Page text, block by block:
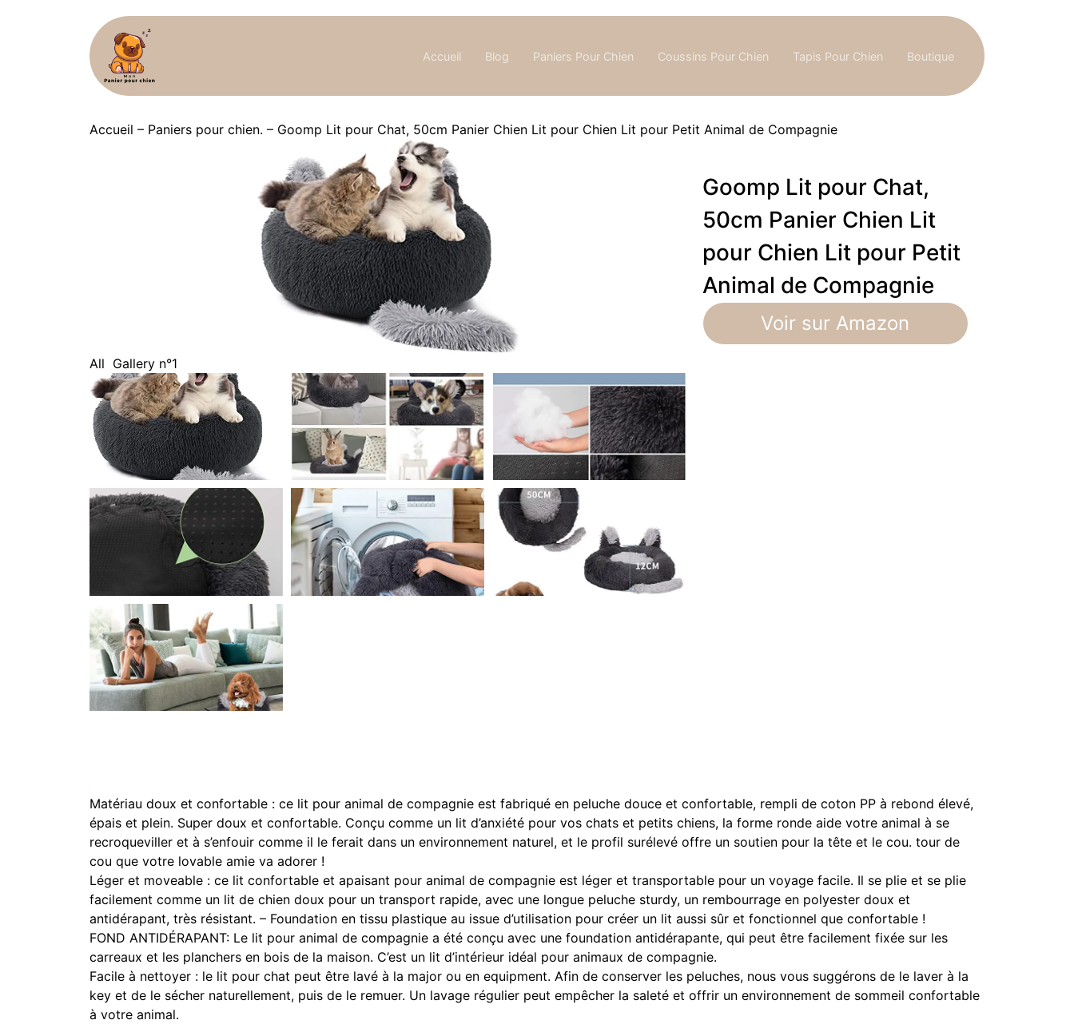
Accueil Blog Paniers Pour Chien Coussins Pour Chien Tapis Pour Chien Boutique
Accueil – Paniers pour chien. – Goomp Lit pour Chat, 50cm Panier Chien Lit pour Chien Lit pour Petit Animal de Compagnie
All Gallery n°1
Goomp Lit pour Chat,
50cm Panier Chien Lit
pour Chien Lit pour Petit
Animal de Compagnie
Voir sur Amazon
Matériau doux et confortable : ce lit pour animal de compagnie est fabriqué en peluche douce et confortable, rempli de coton PP à rebond élevé,
épais et plein. Super doux et confortable. Conçu comme un lit d’anxiété pour vos chats et petits chiens, la forme ronde aide votre animal à se
recroqueviller et à s’enfouir comme il le ferait dans un environnement naturel, et le profil surélevé offre un soutien pour la tête et le cou. tour de
cou que votre lovable amie va adorer !
Léger et moveable : ce lit confortable et apaisant pour animal de compagnie est léger et transportable pour un voyage facile. Il se plie et se plie
facilement comme un lit de chien doux pour un transport rapide, avec une longue peluche sturdy, un rembourrage en polyester doux et
antidérapant, très résistant. – Foundation en tissu plastique au issue d’utilisation pour créer un lit aussi sûr et fonctionnel que confortable !
FOND ANTIDÉRAPANT: Le lit pour animal de compagnie a été conçu avec une foundation antidérapante, qui peut être facilement fixée sur les
carreaux et les planchers en bois de la maison. C’est un lit d’intérieur idéal pour animaux de compagnie.
Facile à nettoyer : le lit pour chat peut être lavé à la major ou en equipment. Afin de conserver les peluches, nous vous suggérons de le laver à la
key et de le sécher naturellement, puis de le remuer. Un lavage régulier peut empêcher la saleté et offrir un environnement de sommeil confortable
à votre animal.